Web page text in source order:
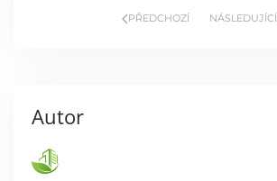
PŘEDCHOZÍ NÁSLEDUJÍCÍ
Autor